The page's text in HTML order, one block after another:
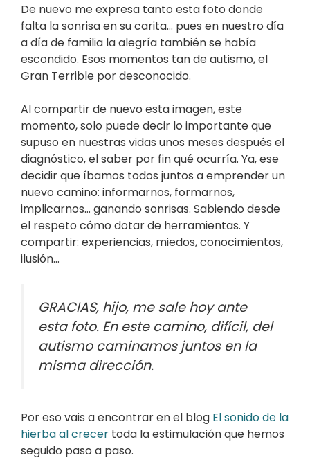
De nuevo me expresa tanto esta foto donde
falta la sonrisa en su carita… pues en nuestro día
a día de familia la alegría también se había
escondido. Esos momentos tan de autismo, el
Gran Terrible por desconocido.
Al compartir de nuevo esta imagen, este
momento, solo puede decir lo importante que
supuso en nuestras vidas unos meses después el
diagnóstico, el saber por fin qué ocurría. Ya, ese
decidir que íbamos todos juntos a emprender un
nuevo camino: informarnos, formarnos,
implicarnos… ganando sonrisas. Sabiendo desde
el respeto cómo dotar de herramientas. Y
compartir: experiencias, miedos, conocimientos,
ilusión…
GRACIAS, hijo, me sale hoy ante
esta foto. En este camino, difícil, del
autismo caminamos juntos en la
misma dirección.
Por eso vais a encontrar en el blog El sonido de la
hierba al crecer toda la estimulación que hemos
seguido paso a paso.